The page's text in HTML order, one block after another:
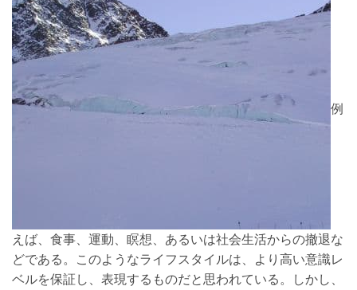
例
えば、食事、運動、瞑想、あるいは社会生活からの撤退な
どである。このようなライフスタイルは、より高い意識レ
ベルを保証し、表現するものだと思われている。しかし、